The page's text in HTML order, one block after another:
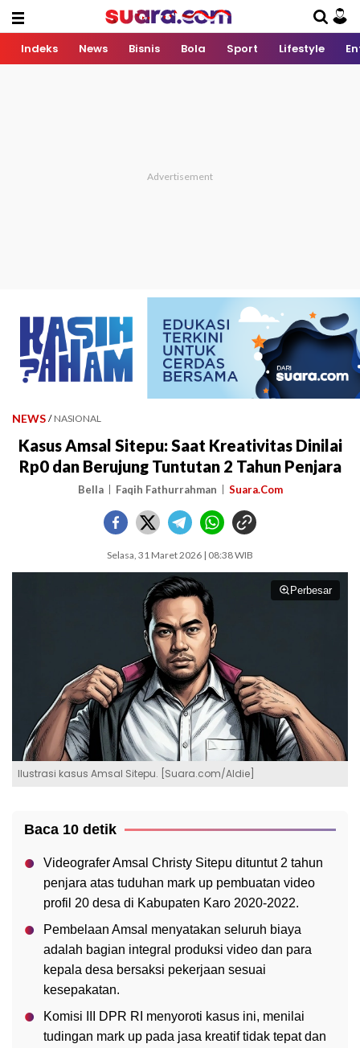
Indeks News Bisnis Bola Sport Lifestyle
NEWS / NASIONAL
Kasus Amsal Sitepu: Saat Kreativitas Dinilai
Rp0 dan Berujung Tuntutan 2 Tahun Penjara
Bella Faqih Fathurrahman Suara.Com
Selasa, 31 Maret 2026 | 08:38 WIB
Perbesar
Ilustrasi kasus Amsal Sitepu. [Suara.com/Aldie]
Baca 10 detik
Videografer Amsal Christy Sitepu dituntut 2 tahun
penjara atas tuduhan mark up pembuatan video
profil 20 desa di Kabupaten Karo 2020-2022.
Pembelaan Amsal menyatakan seluruh biaya
adalah bagian integral produksi video dan para
kepala desa bersaksi pekerjaan sesuai
kesepakatan.
Komisi III DPR RI menyoroti kasus ini, menilai
tudingan mark up pada jasa kreatif tidak tepat dan